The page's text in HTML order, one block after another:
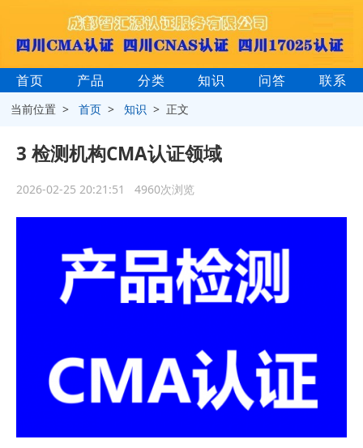
首页 产品 分类 知识 问答 联系
当前位置 >首页 >知识 > 正文
3 检测机构CMA认证领域
2026-02-25 20:21:51 4960次浏览